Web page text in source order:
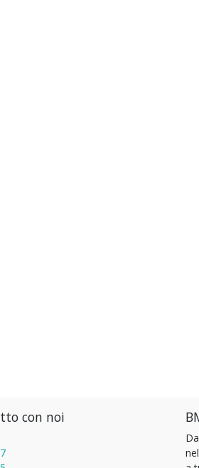
con noi